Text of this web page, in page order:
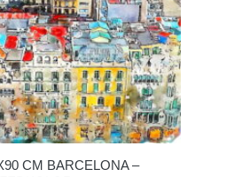
CM BARCELONA –